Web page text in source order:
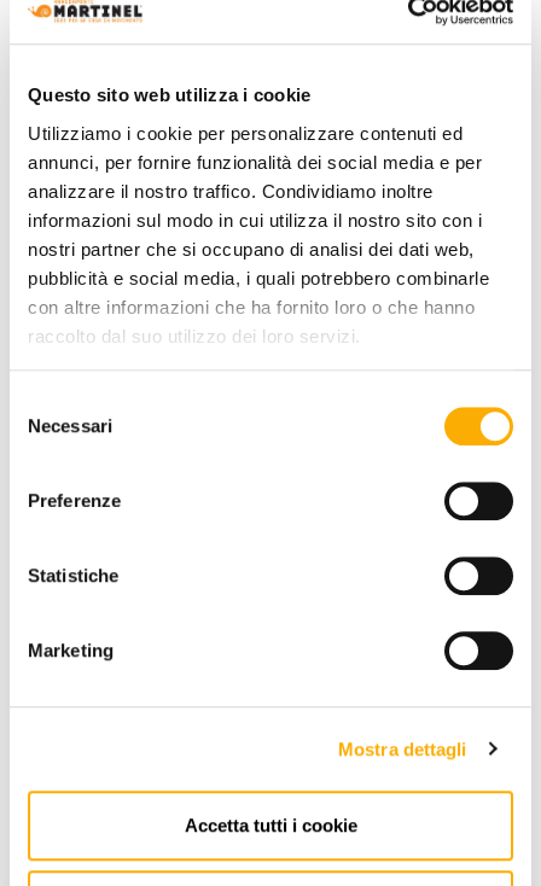
Questo sito web utilizza i cookie
Utilizziamo i cookie per personalizzare contenuti ed
annunci, per fornire funzionalità dei social media e per
analizzare il nostro traffico. Condividiamo inoltre
informazioni sul modo in cui utilizza il nostro sito con i
nostri partner che si occupano di analisi dei dati web,
pubblicità e social media, i quali potrebbero combinarle
con altre informazioni che ha fornito loro o che hanno
raccolto dal suo utilizzo dei loro servizi.
delNecessari
Preferenze
Statistiche
Marketing
Mostra dettagli
Accetta tutti i cookie
BEST PRICE GUARANTEED
YOU MAY ALSO LIKE
Noss Varaschin – Outdoor Stool
Request a quote